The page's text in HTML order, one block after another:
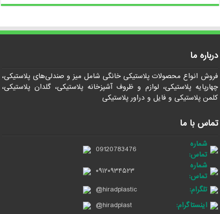
درباره ما
فروش انواع محصولات پلاستیکی خانگی شامل میز و صندلی‌های پلاستیکی،
چهارپایه پلاستیکی، لوازم و ظروف آشپزخانه پلاستیکی، گلدان پلاستیکی،
کلمن پلاستیکی و فایل و دراور پلاستیکی
تماس با ما
شماره
تماس:
09120783476
شماره
تماس:
۰۹۱۲۰۹۳۴۵۲۳
تلگرام:
@hiradplastic
اینستاگرام:
@hiradplast